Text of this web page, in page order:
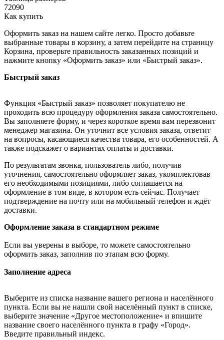
72090
Как купить
Оформить заказ на нашем сайте легко. Просто добавьте
выбранные товары в корзину, а затем перейдите на страницу
Корзина, проверьте правильность заказанных позиций и
нажмите кнопку «Оформить заказ» или «Быстрый заказ».
Быстрый заказ
Функция «Быстрый заказ» позволяет покупателю не
проходить всю процедуру оформления заказа самостоятельно.
Вы заполняете форму, и через короткое время вам перезвонит
менеджер магазина. Он уточнит все условия заказа, ответит
на вопросы, касающиеся качества товара, его особенностей. А
также подскажет о вариантах оплаты и доставки.
По результатам звонка, пользователь либо, получив
уточнения, самостоятельно оформляет заказ, укомплектовав
его необходимыми позициями, либо соглашается на
оформление в том виде, в котором есть сейчас. Получает
подтверждение на почту или на мобильный телефон и ждёт
доставки.
Оформление заказа в стандартном режиме
Если вы уверены в выборе, то можете самостоятельно
оформить заказ, заполнив по этапам всю форму.
Заполнение адреса
Выберите из списка название вашего региона и населённого
пункта. Если вы не нашли свой населённый пункт в списке,
выберите значение «Другое местоположение» и впишите
название своего населённого пункта в графу «Город».
Введите правильный индекс.